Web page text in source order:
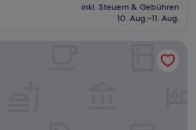
Preis
beträgt
inkl. Steuern & Gebühren
10. Aug.–11. Aug.